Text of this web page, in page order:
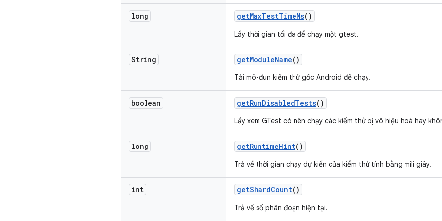
long getMaxTestTimeMs()
Lấy thời gian tối đa để chạy một gtest.
String getModuleName()
Tải mô-đun kiểm thử gốc Android để chạy.
boolean getRunDisabledTests()
Lấy xem GTest có nên chạy các kiểm thử bị vô hiệu hoá hay
long getRuntimeHint()
Trả về thời gian chạy dự kiến của kiểm thử tính bằng mili giây.
int getShardCount()
Trả về số phân đoạn hiện tại.